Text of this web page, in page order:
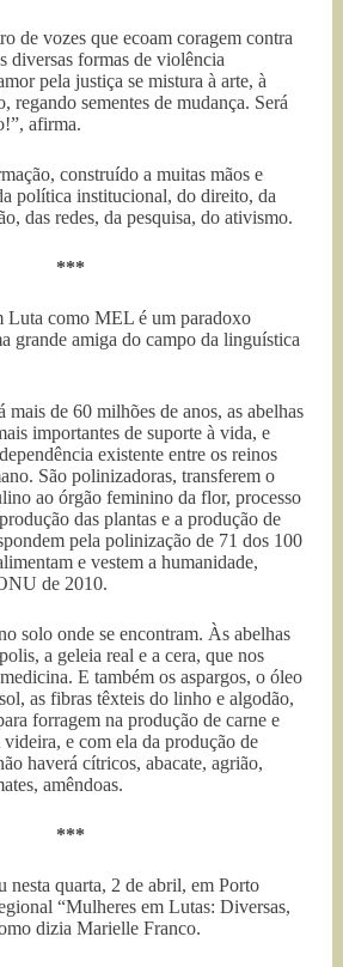
de vozes que ecoam coragem contra
diversas formas de violência
pela justiça se mistura à arte, à
regando sementes de mudança. Será
afirma.
construído a muitas mãos e
política institucional, do direito, da
das redes, da pesquisa, do ativismo.
***
Luta como MEL é um paradoxo
grande amiga do campo da linguística
mais de 60 milhões de anos, as abelhas
importantes de suporte à vida, e
existente entre os reinos
São polinizadoras, transferem o
ao órgão feminino da flor, processo
das plantas e a produção de
pela polinização de 71 dos 100
e vestem a humanidade,
de 2010.
solo onde se encontram. Às abelhas
a geleia real e a cera, que nos
E também os aspargos, o óleo
as fibras têxteis do linho e algodão,
forragem na produção de carne e
e com ela da produção de
haverá cítricos, abacate, agrião,
amêndoas.
***
nesta quarta, 2 de abril, em Porto
“Mulheres em Lutas: Diversas,
dizia Marielle Franco.